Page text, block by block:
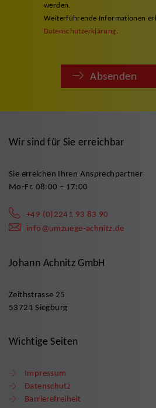
werden.
Weiterführende Informationen
Datenschutzerklärung.
Absenden
Wir sind für Sie erreichbar
Sie erreichen Ihren Ansprechpartner
Mo-Fr. 08:00 – 17:00
+49 (0)2241 93 83 90
info@umzuege-achnitz.de
Johann Achnitz GmbH
Zeithstrasse 25
53721 Siegburg
Wichtige Seiten
Impressum
Datenschutz
Barrierefreiheit